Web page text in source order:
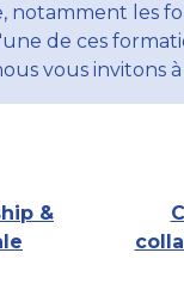
les
de ces
vous invitons
&